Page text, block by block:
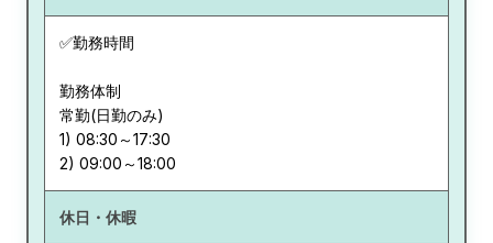
✅勤務時間
勤務体制
常勤(日勤のみ)
1) 08:30～17:30
休日・休暇